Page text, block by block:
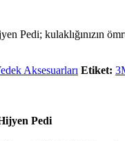
kulaklığınızın
Aksesuarları Etiket:
Pedi